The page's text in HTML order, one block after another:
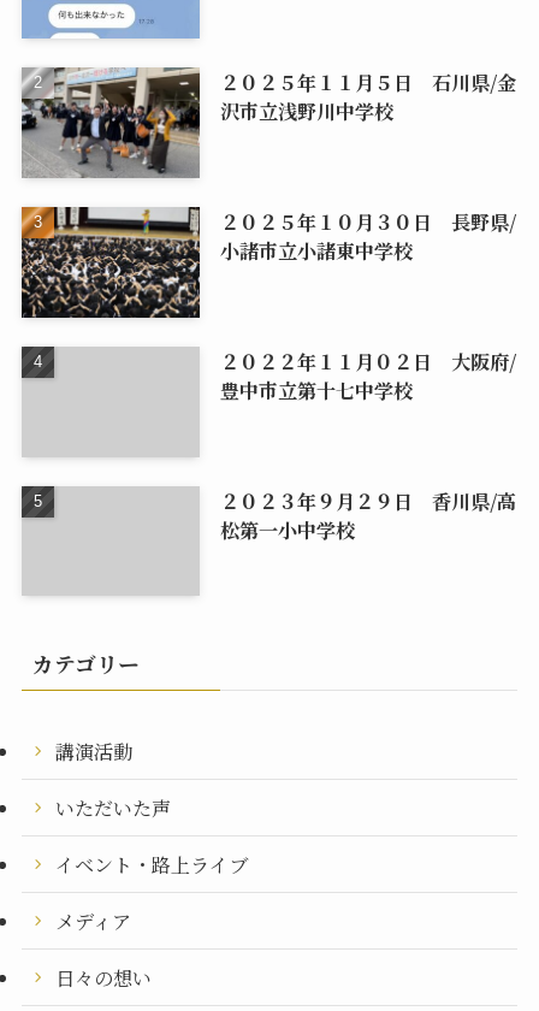
２０２５年１１月５日 石川県/金
沢市立浅野川中学校
２０２５年１０月３０日 長野県/
小諸市立小諸東中学校
２０２２年１１月０２日 大阪府/
豊中市立第十七中学校
２０２３年９月２９日 香川県/高
松第一小中学校
カテゴリー
講演活動
いただいた声
イベント・路上ライブ
メディア
日々の想い